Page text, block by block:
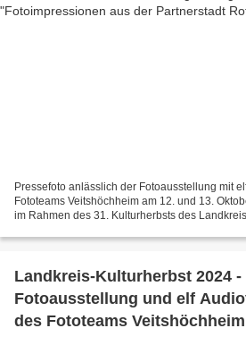
Pressefoto anlässlich der Fotoausstellung mit
Fototeams Veitshöchheim am 12. und 13.
im Rahmen des 31. Kulturherbsts des
Landkreis-Kulturherbst 2024
Fotoausstellung und elf
des Fototeams